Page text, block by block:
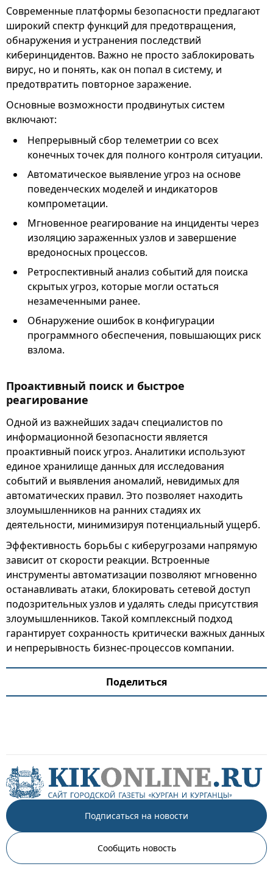
Современные платформы безопасности предлагают
широкий спектр функций для предотвращения,
обнаружения и устранения последствий
киберинцидентов. Важно не просто заблокировать
вирус, но и понять, как он попал в систему, и
предотвратить повторное заражение.
Основные возможности продвинутых систем
включают:
Непрерывный сбор телеметрии со всех
конечных точек для полного контроля ситуации.
Автоматическое выявление угроз на основе
поведенческих моделей и индикаторов
компрометации.
Мгновенное реагирование на инциденты через
изоляцию зараженных узлов и завершение
вредоносных процессов.
Ретроспективный анализ событий для поиска
скрытых угроз, которые могли остаться
незамеченными ранее.
Обнаружение ошибок в конфигурации
программного обеспечения, повышающих риск
взлома.
Проактивный поиск и быстрое
реагирование
Одной из важнейших задач специалистов по
информационной безопасности является
проактивный поиск угроз. Аналитики используют
единое хранилище данных для исследования
событий и выявления аномалий, невидимых для
автоматических правил. Это позволяет находить
злоумышленников на ранних стадиях их
деятельности, минимизируя потенциальный ущерб.
Эффективность борьбы с киберугрозами напрямую
зависит от скорости реакции. Встроенные
инструменты автоматизации позволяют мгновенно
останавливать атаки, блокировать сетевой доступ
подозрительных узлов и удалять следы присутствия
злоумышленников. Такой комплексный подход
гарантирует сохранность критически важных данных
и непрерывность бизнес-процессов компании.
Поделиться
Подписаться на новости
Сообщить новость